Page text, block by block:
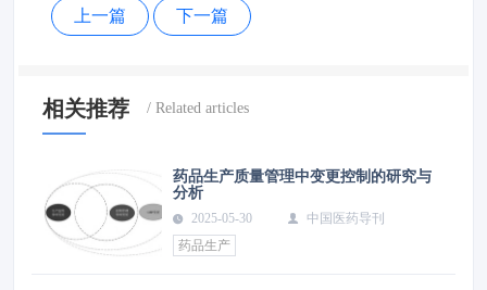
上一篇 下一篇
相关推荐
药品生产质量管理中变更控制的研究与
分析
2025-05-30
中国医药导刊
药品生产